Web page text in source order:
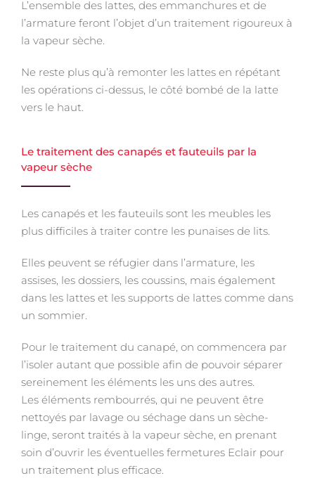
L’ensemble des lattes, des emmanchures et de
l’armature feront l’objet d’un traitement rigoureux à
la vapeur sèche.
Ne reste plus qu’à remonter les lattes en répétant
les opérations ci-dessus, le côté bombé de la latte
vers le haut.
Le traitement des canapés et fauteuils par la
vapeur sèche
Les canapés et les fauteuils sont les meubles les
plus difficiles à traiter contre les punaises de lits.
Elles peuvent se réfugier dans l’armature, les
assises, les dossiers, les coussins, mais également
dans les lattes et les supports de lattes comme dans
un sommier.
Pour le traitement du canapé, on commencera par
l’isoler autant que possible afin de pouvoir séparer
sereinement les éléments les uns des autres.
Les éléments rembourrés, qui ne peuvent être
nettoyés par lavage ou séchage dans un sèche-
linge, seront traités à la vapeur sèche, en prenant
soin d’ouvrir les éventuelles fermetures Eclair pour
un traitement plus efficace.